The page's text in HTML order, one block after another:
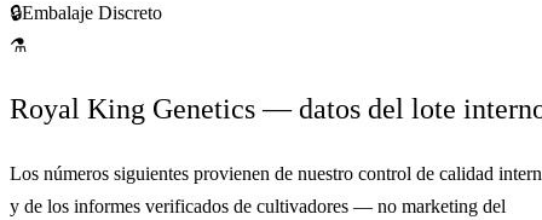
🔒Embalaje Discreto
⚗
Royal King Genetics — datos del lote
Los números siguientes provienen de nuestro control de calidad
y de los informes verificados de cultivadores — no marketing del